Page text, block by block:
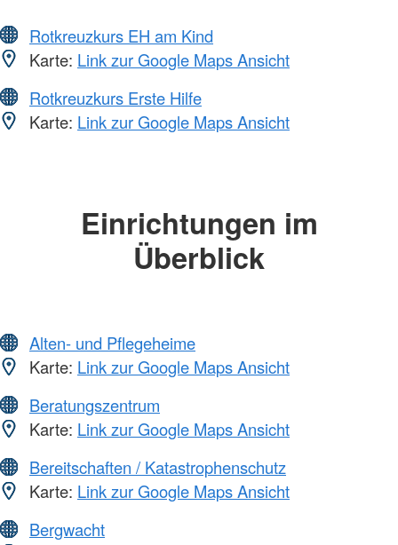
Rotkreuzkurs EH am Kind
Karte: Link zur Google Maps Ansicht
Rotkreuzkurs Erste Hilfe
Karte: Link zur Google Maps Ansicht
Einrichtungen im
Überblick
Alten- und Pflegeheime
Karte: Link zur Google Maps Ansicht
Beratungszentrum
Karte: Link zur Google Maps Ansicht
Bereitschaften / Katastrophenschutz
Karte: Link zur Google Maps Ansicht
Bergwacht